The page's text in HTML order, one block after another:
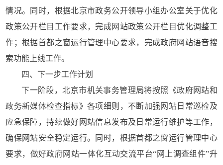
情况。同时，根据北京市政务公开领导小组办公室关于优化
政策公开栏目工作要求，完成网站政策公开栏目优化调整工
作；根据首都之窗运行管理中心要求，完成政府网站语音搜
索功能上线工作。
四、下一步工作计划
下一阶段，北京市机关事务管理局将按照《政府网站和
政务新媒体检查指标》各项细则，不断加强网站日常巡检及
应急保障，持续做好网站信息发布及日常运行维护等工作，
确保网站安全稳定运行。同时，根据首都之窗运行管理中心
要求，做好政府网站一体化互动交流平台“网上调查组件”升